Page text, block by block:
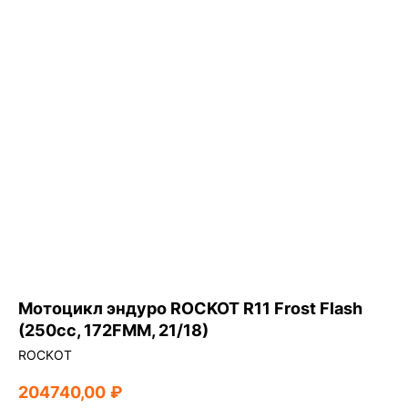
Мотоцикл эндуро ROCKOT R11 Frost Flash
(250сс, 172FMM, 21/18)
ROCKOT
204740,00 ₽